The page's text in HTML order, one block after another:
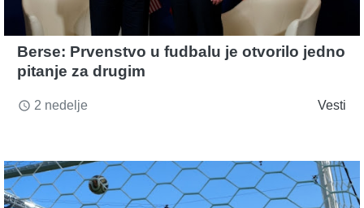
Berse: Prvenstvo u fudbalu je otvorilo jedno
pitanje za drugim
access_time 2 nedelje Vesti